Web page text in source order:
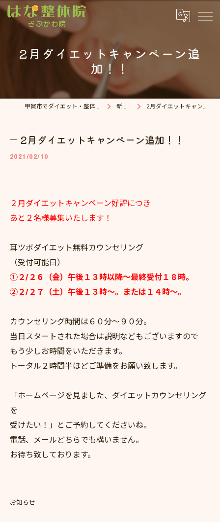
2月ダイエットキャンペーン追
加！！
甲賀市でダイエット・整体院ならはな整体院 新着情報 2月ダイエットキャンペーン追加！！
2月ダイエットキャンペーン追加！！
2021/02/10
２月ダイエットキャンペーン好評につき
あと２名様募集いたします！
耳ツボダイエット無料カウンセリング
（受付可能日）
①２/２６（金）午後１３時以降～最終受付１８時。
②２/２７（土）午後１３時～。または１４時～。
カウンセリング時間は６０分～９０分。
当日スタートされた場合は説明などもございますので
もう少しお時間をいただきます。
トータル２時間半ほどご準備をお願い致します。
「ホームページを見ました、ダイエットカウンセリング
を
受けたい！」とご予約してくださいね。
電話、メールどちらでも構いません。
お待ち致しております。
お知らせ